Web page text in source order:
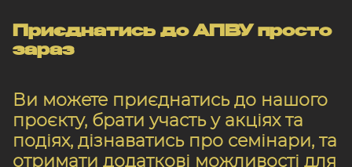
Приєднатись до АПВУ просто
зараз
Ви можете приєднатись до нашого
проєкту, брати участь у акціях та
подіях, дізнаватись про семінари, та
отримати додаткові можливості для